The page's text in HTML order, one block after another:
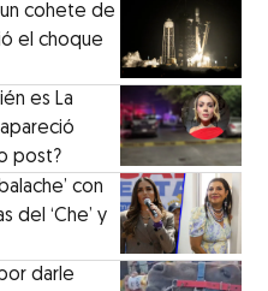
cohete de
el choque
es La
post?
con
del ‘Che’ y
darle